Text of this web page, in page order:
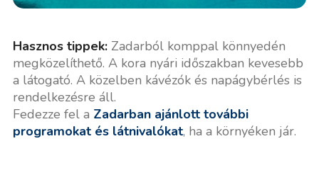
Hasznos tippek:Zadarból komppal könnyedén
megközelíthető. A kora nyári időszakban kevesebb
a látogató. A közelben kávézók és napágybérlés is
rendelkezésre áll.
Fedezze fel a Zadarban ajánlott további
programokat és látnivalókat, ha a környéken jár.